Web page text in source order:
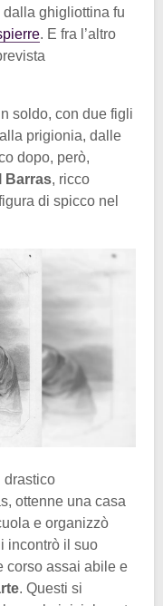
dalla ghigliottina fu
. E fra l’altro
soldo, con due figli
prigionia, dalle
dopo, però,
Barras, ricco
di spicco nel
drastico
ottenne una casa
e organizzò
incontrò il suo
corso assai abile e
. Questi si